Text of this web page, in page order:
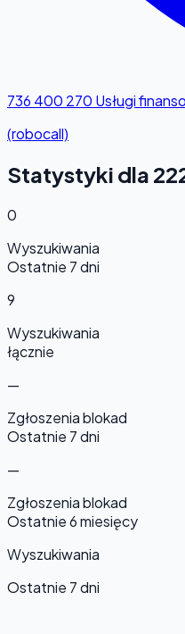
736 400 270 Usługi
(robocall)
Statystyki dla
0
Wyszukiwania
Ostatnie 7 dni
9
Wyszukiwania
łącznie
—
Zgłoszenia blokad
Ostatnie 7 dni
—
Zgłoszenia blokad
Ostatnie 6 miesięcy
Wyszukiwania
Ostatnie 7 dni